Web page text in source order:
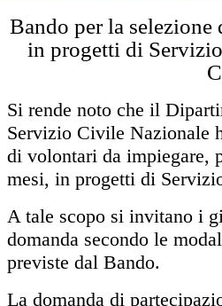
Bando per la
in progetti di
Si rende noto che il
Servizio Civile Nazionale
di volontari da impiegare,
mesi, in progetti di
A tale scopo si invitano i
domanda secondo le
previste dal Bando.
La domanda di